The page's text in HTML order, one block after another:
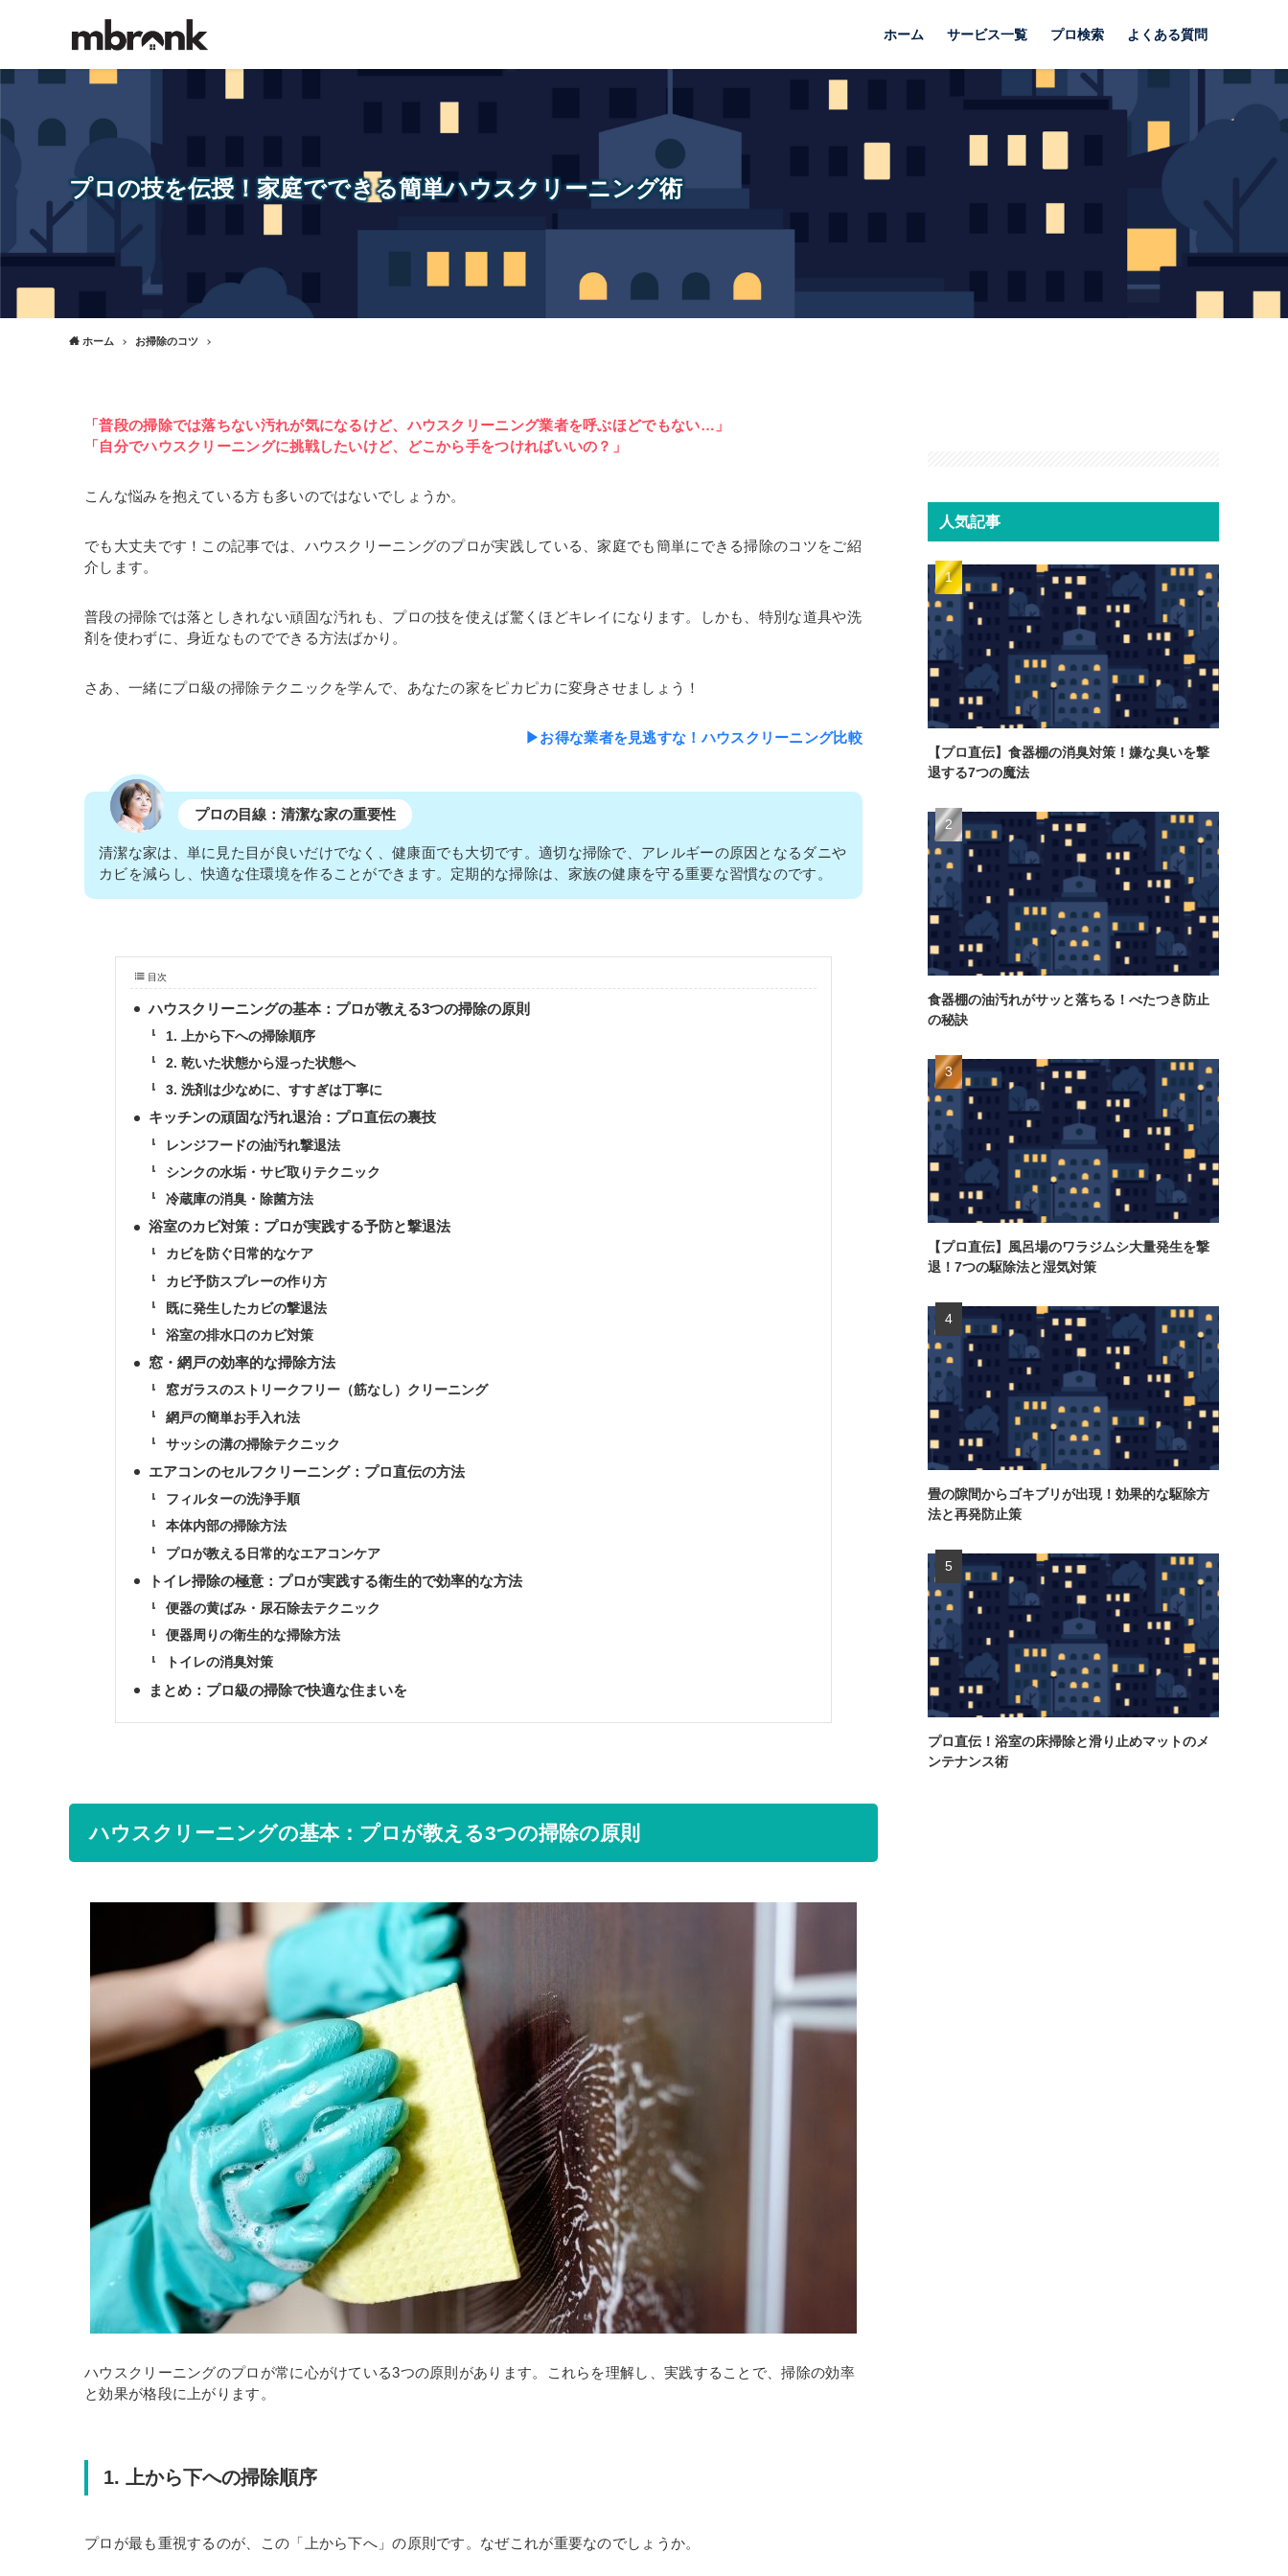
ホーム サービス一覧 プロ検索 よくある質問
プロの技を伝授！家庭でできる簡単ハウスクリーニング術
ホーム お掃除のコツ
「普段の掃除では落ちない汚れが気になるけど、ハウスクリーニング業者を呼ぶほどでもない…」
「自分でハウスクリーニングに挑戦したいけど、どこから手をつければいいの？」
こんな悩みを抱えている方も多いのではないでしょうか。
でも大丈夫です！この記事では、ハウスクリーニングのプロが実践している、家庭でも簡単にできる掃除のコツをご紹
介します。
普段の掃除では落としきれない頑固な汚れも、プロの技を使えば驚くほどキレイになります。しかも、特別な道具や洗
剤を使わずに、身近なものでできる方法ばかり。
さあ、一緒にプロ級の掃除テクニックを学んで、あなたの家をピカピカに変身させましょう！
▶お得な業者を見逃すな！ハウスクリーニング比較
プロの目線：清潔な家の重要性
清潔な家は、単に見た目が良いだけでなく、健康面でも大切です。適切な掃除で、アレルギーの原因となるダニや
カビを減らし、快適な住環境を作ることができます。定期的な掃除は、家族の健康を守る重要な習慣なのです。
目次
ハウスクリーニングの基本：プロが教える3つの掃除の原則
1. 上から下への掃除順序
2. 乾いた状態から湿った状態へ
3. 洗剤は少なめに、すすぎは丁寧に
キッチンの頑固な汚れ退治：プロ直伝の裏技
レンジフードの油汚れ撃退法
シンクの水垢・サビ取りテクニック
冷蔵庫の消臭・除菌方法
浴室のカビ対策：プロが実践する予防と撃退法
カビを防ぐ日常的なケア
カビ予防スプレーの作り方
既に発生したカビの撃退法
浴室の排水口のカビ対策
窓・網戸の効率的な掃除方法
窓ガラスのストリークフリー（筋なし）クリーニング
網戸の簡単お手入れ法
サッシの溝の掃除テクニック
エアコンのセルフクリーニング：プロ直伝の方法
フィルターの洗浄手順
本体内部の掃除方法
プロが教える日常的なエアコンケア
トイレ掃除の極意：プロが実践する衛生的で効率的な方法
便器の黄ばみ・尿石除去テクニック
便器周りの衛生的な掃除方法
トイレの消臭対策
まとめ：プロ級の掃除で快適な住まいを
ハウスクリーニングの基本：プロが教える3つの掃除の原則
ハウスクリーニングのプロが常に心がけている3つの原則があります。これらを理解し、実践することで、掃除の効率
と効果が格段に上がります。
1. 上から下への掃除順序
プロが最も重視するのが、この「上から下へ」の原則です。なぜこれが重要なのでしょうか。
人気記事
【プロ直伝】食器棚の消臭対策！嫌な臭いを撃
退する7つの魔法
食器棚の油汚れがサッと落ちる！べたつき防止
の秘訣
【プロ直伝】風呂場のワラジムシ大量発生を撃
退！7つの駆除法と湿気対策
畳の隙間からゴキブリが出現！効果的な駆除方
法と再発防止策
プロ直伝！浴室の床掃除と滑り止めマットのメ
ンテナンス術